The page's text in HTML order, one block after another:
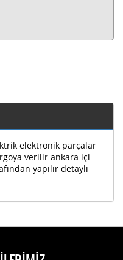
elektronik parçalar
verilir ankara içi
yapılır detaylı